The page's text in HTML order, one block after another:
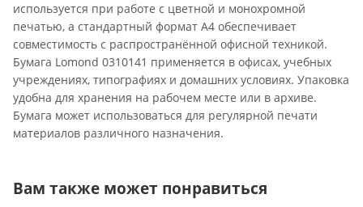
используется при работе с цветной и монохромной
печатью, а стандартный формат А4 обеспечивает
совместимость с распространённой офисной техникой.
Бумага Lomond 0310141 применяется в офисах, учебных
учреждениях, типографиях и домашних условиях. Упаковка
удобна для хранения на рабочем месте или в архиве.
Бумага может использоваться для регулярной печати
материалов различного назначения.
Вам также может понравиться